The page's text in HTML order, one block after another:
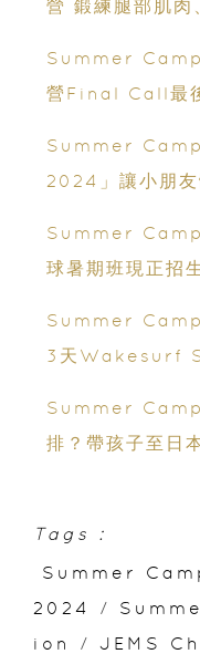
營 鍛練腿部肌肉
Summer Camp
營Final Call最
Summer Camp
2024」讓小朋
Summer Camp
球暑期班現正招
Summer
3天Wakesurf
Summer
排？帶孩子至日
Tags :
Summer
2024
/
ion
/
JEMS